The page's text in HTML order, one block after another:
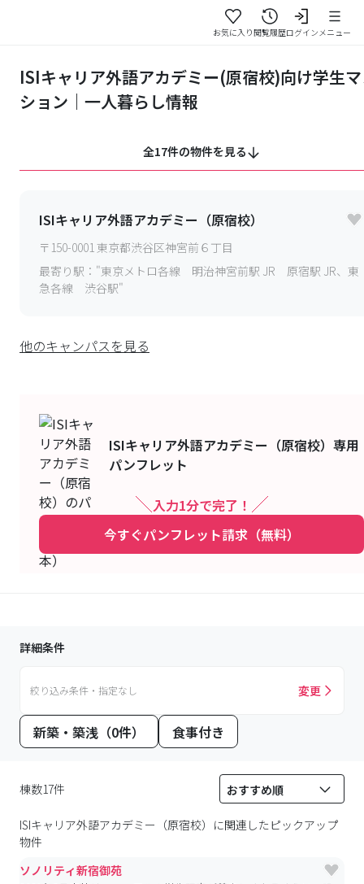
お気に入り閲覧履歴ログインメニュー
ISIキャリア外語アカデミー(原宿校)向け学生
ション｜一人暮らし情報
全17件の物件を見る
ISIキャリア外語アカデミー（原宿校）
〒 150-0001東京都渋谷区神宮前６丁目
最寄り駅： "東京メトロ各線 明治神宮前駅 JR 原宿駅 JR、東
急各線 渋谷駅"
他のキャンパスを見る
ISIキャリア外語アカデミー（原宿校） 専用
パンフレット
入力1分で完了！
今すぐパンフレット請求（無料）
詳細条件
絞り込み条件・指定なし 変更
新築・築浅（0件） 食事付き
棟数17件
ISIキャリア外語アカデミー（原宿校） に関連したピックアップ
物件
ソノリティ新宿御苑